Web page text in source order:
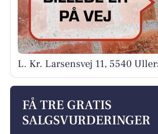
L. Kr. Larsensvej 11, 5540
FÅ TRE GRATIS
SALGSVURDERINGER